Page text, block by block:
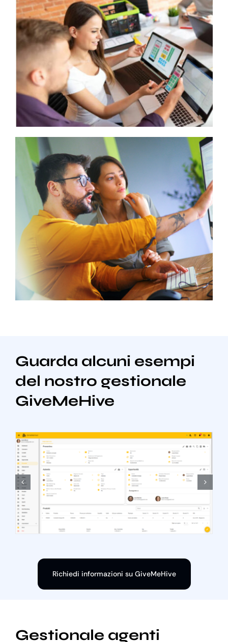
Guarda alcuni esempi
del nostro gestionale
GiveMeHive
Richiedi informazioni su GiveMeHive
Gestionale agenti